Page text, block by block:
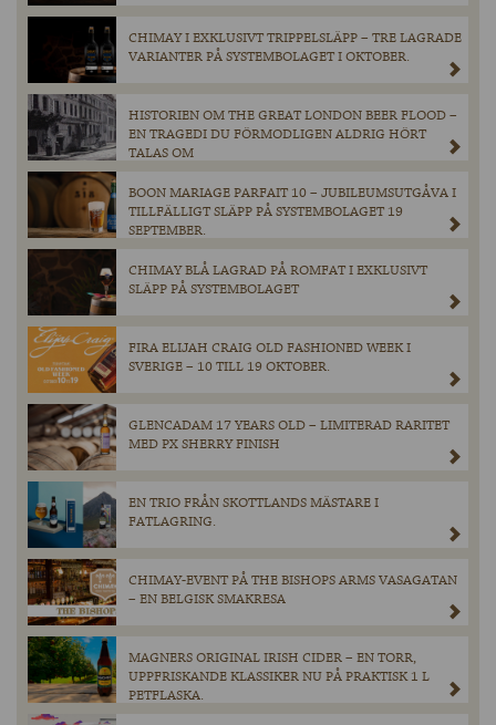
CHIMAY I EXKLUSIVT TRIPPELSLÄPP – TRE LAGRADE
VARIANTER PÅ SYSTEMBOLAGET I OKTOBER.
HISTORIEN OM THE GREAT LONDON BEER FLOOD –
EN TRAGEDI DU FÖRMODLIGEN ALDRIG HÖRT
TALAS OM
BOON MARIAGE PARFAIT 10 – JUBILEUMSUTGÅVA I
TILLFÄLLIGT SLÄPP PÅ SYSTEMBOLAGET 19
SEPTEMBER.
CHIMAY BLÅ LAGRAD PÅ ROMFAT I EXKLUSIVT
SLÄPP PÅ SYSTEMBOLAGET
FIRA ELIJAH CRAIG OLD FASHIONED WEEK I
SVERIGE – 10 TILL 19 OKTOBER.
GLENCADAM 17 YEARS OLD – LIMITERAD RARITET
MED PX SHERRY FINISH
EN TRIO FRÅN SKOTTLANDS MÄSTARE I
FATLAGRING.
CHIMAY-EVENT PÅ THE BISHOPS ARMS VASAGATAN
– EN BELGISK SMAKRESA
MAGNERS ORIGINAL IRISH CIDER – EN TORR,
UPPFRISKANDE KLASSIKER NU PÅ PRAKTISK 1 L
PETFLASKA.